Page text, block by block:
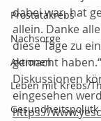
Prostatakrebs
Nachsorge
Aktionen
Leben mit Krebs/
Gesundheitspoliitk
dabei war, hat
allein. Danke
diese Tage zu
gemacht
Diskussionen
eingesehen
https://